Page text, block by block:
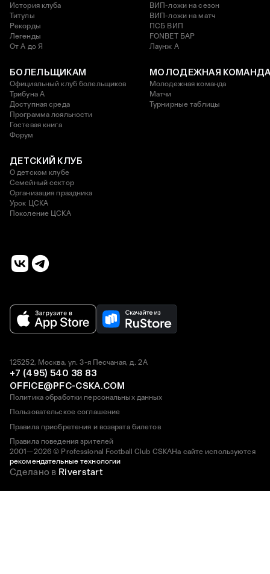
История клуба
Титулы
Рекорды
Легенды
От А до Я
ВИП-ложи на сезон
ВИП-ложи на матч
ПСБ ВИП
FONBET БАР
Лаунж A
БОЛЕЛЬЩИКАМ
Официальный клуб болельщиков
Трибуна А
Доступная среда
Программа лояльности
Гостевая книга
Форум
МОЛОДЕЖНАЯ
Молодежная команда
Матчи
Турнирные таблицы
ДЕТСКИЙ КЛУБ
О детском клубе
Семейный сектор
Организация праздника
Урок ЦСКА
Поколение ЦСКА
2001—2026 © Professional Football Club CSKAНа сайте используются
рекомендательные технологии
125252, Москва, ул. 3-я Песчаная, д. 2А
+7 (495) 540 38 83
OFFICE@PFC-CSKA.COM
Политика обработки персональных данных
Пользовательское соглашение
Правила приобретения и возврата билетов
Правила поведения зрителей
Сделано в Riverstart